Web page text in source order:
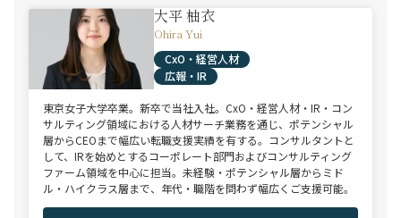
大平 柚衣
Ohira Yui
CxO・経営人材
広報・IR
東京女子大学卒業。新卒で当社入社。CxO・経営人材・IR・コン
サルティング領域における人材サーチ業務を通じ、ポテンシャル
層からCEOまで幅広い転職支援実績を有する。コンサルタントと
して、IRを始めとするコーポレート部門およびコンサルティング
ファーム領域を中心に担当。未経験・ポテンシャル層からミド
ル・ハイクラス層まで、年代・職階を問わず幅広くご支援可能。